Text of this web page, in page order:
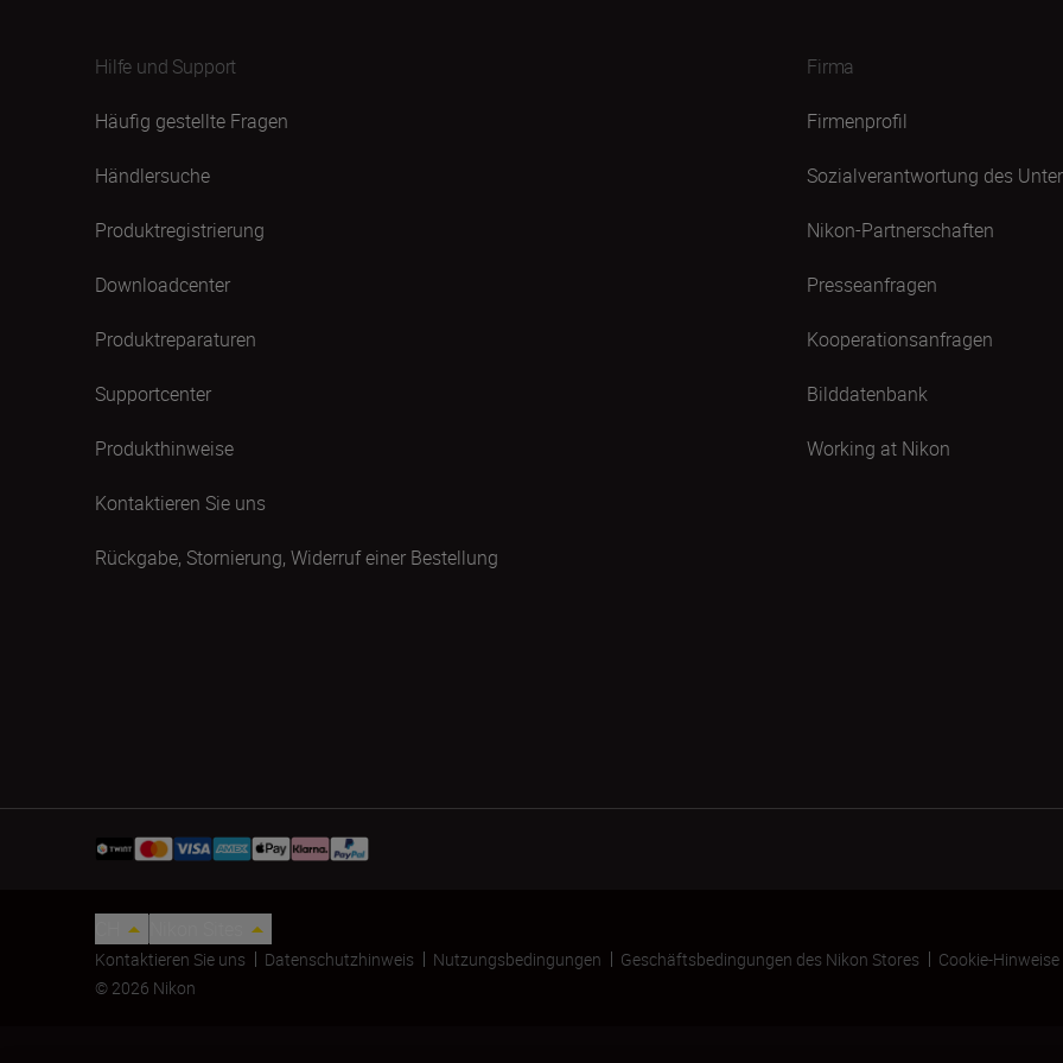
Hilfe und Support
Häufig gestellte Fragen
Händlersuche
Produktregistrierung
Downloadcenter
Produktreparaturen
Supportcenter
Produkthinweise
Kontaktieren Sie uns
Rückgabe, Stornierung, Widerruf einer Bestellung
Firma
Firmenprofil
Sozialverantwortung des
Nikon-Partnerschaften
Presseanfragen
Kooperationsanfragen
Bilddatenbank
Working at Nikon
Kontaktieren Sie uns Datenschutzhinweis Nutzungsbedingungen Geschäftsbedingungen des Nikon Stores Cookie-Hinweise
© 2026 Nikon